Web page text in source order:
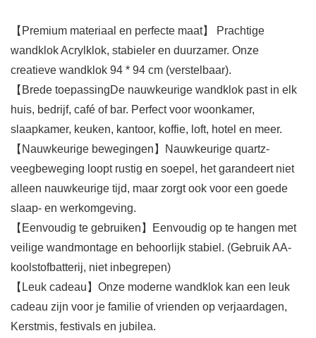
【Premium materiaal en perfecte maat】 Prachtige
wandklok Acrylklok, stabieler en duurzamer. Onze
creatieve wandklok 94 * 94 cm (verstelbaar).
【Brede toepassingDe nauwkeurige wandklok past in elk
huis, bedrijf, café of bar. Perfect voor woonkamer,
slaapkamer, keuken, kantoor, koffie, loft, hotel en meer.
【Nauwkeurige bewegingen】Nauwkeurige quartz-
veegbeweging loopt rustig en soepel, het garandeert niet
alleen nauwkeurige tijd, maar zorgt ook voor een goede
slaap- en werkomgeving.
【Eenvoudig te gebruiken】Eenvoudig op te hangen met
veilige wandmontage en behoorlijk stabiel. (Gebruik AA-
koolstofbatterij, niet inbegrepen)
【Leuk cadeau】Onze moderne wandklok kan een leuk
cadeau zijn voor je familie of vrienden op verjaardagen,
Kerstmis, festivals en jubilea.